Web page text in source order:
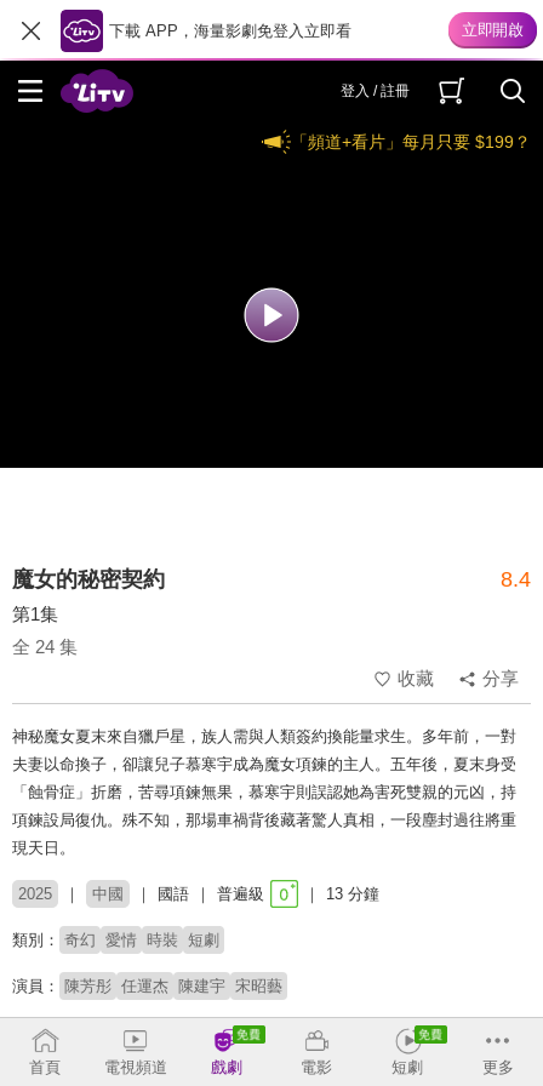
下載 APP，海量影劇免登入立即看
登入 / 註冊
「頻道+看片」每月只要 $199？
魔女的秘密契約 8.4
第1集
全 24 集
收藏
分享
神秘魔女夏末來自獵戶星，族人需與人類簽約換能量求生。多年前，一對
夫妻以命換子，卻讓兒子慕寒宇成為魔女項鍊的主人。五年後，夏末身受
「蝕骨症」折磨，苦尋項鍊無果，慕寒宇則誤認她為害死雙親的元凶，持
項鍊設局復仇。殊不知，那場車禍背後藏著驚人真相，一段塵封過往將重
現天日。
2025 中國 國語 普遍級 13 分鐘
類別： 奇幻 愛情 時裝 短劇
演員： 陳芳彤 任運杰 陳建宇 宋昭藝
導演：
# 短劇推薦 # 熱門短劇# 免費短劇
首頁 電視頻道 戲劇 電影 短劇 更多